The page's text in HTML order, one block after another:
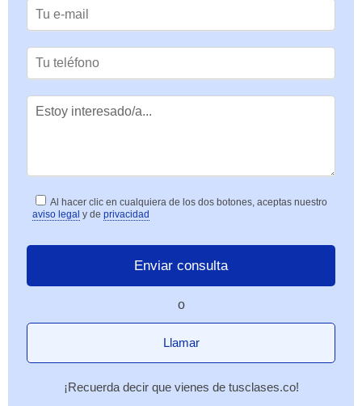
Al hacer clic en cualquiera de los dos botones, aceptas nuestro
aviso legal y de privacidad
o
Llamar
¡Recuerda decir que vienes de tusclases.co!